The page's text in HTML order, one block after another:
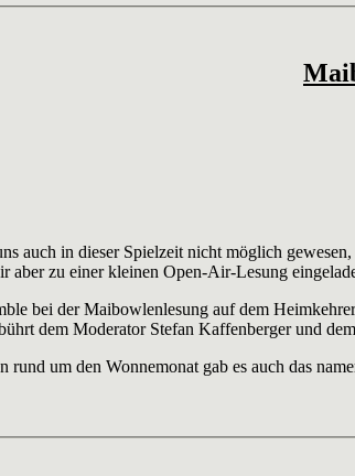
auch in dieser Spielzeit nicht möglich
aber zu einer kleinen Open-Air-Lesung
bei der Maibowlenlesung auf dem
dem Moderator Stefan Kaffenberger und
rund um den Wonnemonat gab es auch das